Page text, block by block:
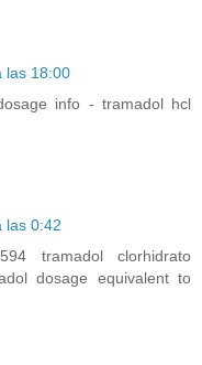
las 18:00
info - tramadol hcl
las 0:42
tramadol clorhidrato
dosage equivalent to